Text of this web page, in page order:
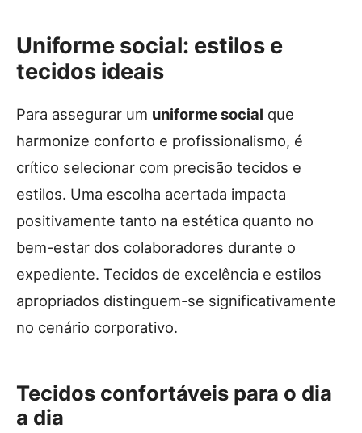
Uniforme social: estilos e
tecidos ideais
Para assegurar um uniforme social que
harmonize conforto e profissionalismo, é
crítico selecionar com precisão tecidos e
estilos. Uma escolha acertada impacta
positivamente tanto na estética quanto no
bem-estar dos colaboradores durante o
expediente. Tecidos de excelência e estilos
apropriados distinguem-se significativamente
no cenário corporativo.
Tecidos confortáveis para o dia
a dia